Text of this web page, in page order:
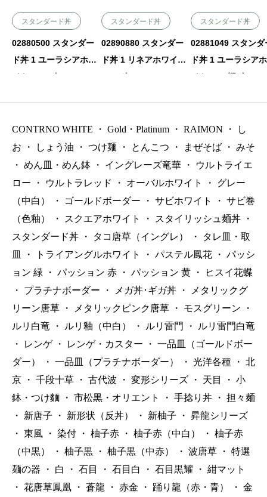
スタンダード丼
02880500 スタンダー
ド丼 1 ユーラシアホワ
イト 12㎝ボール 12.1×
スタンダード丼
02890880 スタンダー
ド丼 1 リネアホワイト
21㎝ボール 21.6×8.9㎝
スタンダード丼
02881049 スタンダ
ド丼 1 ユーラシア
イト 14㎝深ボール
CONTRNO WHITE ・ Gold・Platinum ・ RAIMON ・
し
お
・ しょう油 ・ つけ麺 ・ とんこつ ・ まぜそば ・ みそ
・ めん皿・めん鉢 ・ イングレーズ竜華 ・
ウルトライエ
ロー
・ ウルトラレッド ・ オーバルホワイト ・
グレー
（中白）
・ ゴールドボーダー ・ サビホワイト ・ サビ巻
（色釉）
・ スクエアホワイト ・ スタイリッシュ麺丼
・
スタンダード丼
・ タコ唐草（イングレ） ・
タレ皿・取
皿
・ トライアングルホワイト ・ パステル鳳花 ・ パッシ
ョン 緑
・ パッション 赤 ・ パッション 黄 ・
ヒスイ花蝶
・
プラチナボーダー ・ メガ丼･ギガ丼 ・
メタリックグ
リーン唐草
・ メタリックピンク唐草 ・ モスグリーン
・
ルリ白竜
・ ルリ釉（中白） ・ ルリ雷門 ・
ルリ雷門白竜
・
レンゲ ・ レンゲ・カスター ・ 一品皿（ゴールドボー
ダー）
・ 一品皿（プラチナボーダー） ・ 光洋各種 ・ 北
京
・ 千段十草 ・ 古代波 ・ 変形シリーズ ・ 天目 ・ 小
鉢・つけ麵
・ 市松黒・オリエント ・ 手捻り丼 ・ 担々麺
・
新唐子 ・ 新形状（反丼） ・ 新柚子 ・ 昇龍シリーズ
・ 東風 ・ 染付 ・ 柚子赤 ・ 柚子赤（中白） ・ 柚子赤
（中黒）
・ 柚子黒 ・ 柚子黒（中赤） ・ 波唐草 ・ 特選
麺の器
・ 白 ・ 石目 ・ 石目白 ・ 石目黒耀 ・ 紺マット
・ 花唐草鳳凰 ・ 蒼龍 ・ 赤金 ・ 踊り龍（赤・青） ・ 金